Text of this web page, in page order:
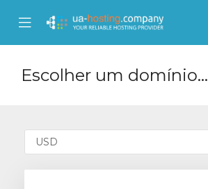
Mobile
Menu
Escolher um domínio...